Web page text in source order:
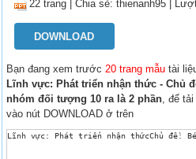
22 trang |Chia sẻ:thienanh95 |
DOWNLOAD
Bạn đang xem trước20 trang mẫu tài
Lĩnh vực: Phát triển nhận thức - Chủ
nhóm đối tượng 10 ra là 2 phần, để
vào nút DOWNLOAD ở trên
Lĩnh vực: Phát triển nhận thứcChủ đề: